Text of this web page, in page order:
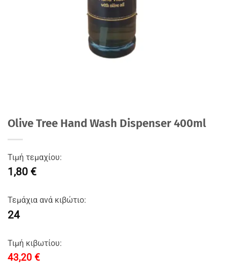
Olive Tree Hand Wash Dispenser 400ml
Τιμή τεμαχίου:
1,80 €
Τεμάχια ανά κιβώτιο:
24
Τιμή κιβωτίου:
43,20 €